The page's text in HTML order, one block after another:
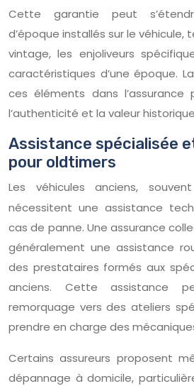
Cette garantie peut
d’époque installés sur le véhicule,
vintage, les enjoliveurs
caractéristiques d’une époque.
ces éléments dans
l’authenticité et la valeur
Assistance spécialisée
pour oldtimers
Les véhicules anciens,
nécessitent une assistance
cas de panne. Une assurance
généralement une assistance
des prestataires formés aux
anciens. Cette assistance
remorquage vers des ateliers
prendre en charge des
Certains assureurs proposent
dépannage à domicile,